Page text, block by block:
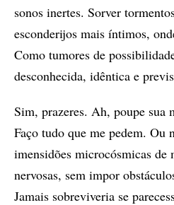
sonos inertes. Sorver
esconderijos mais íntimos,
Como tumores de
desconhecida, idêntica e
Sim, prazeres. Ah, poupe sua
Faço tudo que me pedem. Ou
imensidões microcósmicas de
nervosas, sem impor
Jamais sobreviveria se